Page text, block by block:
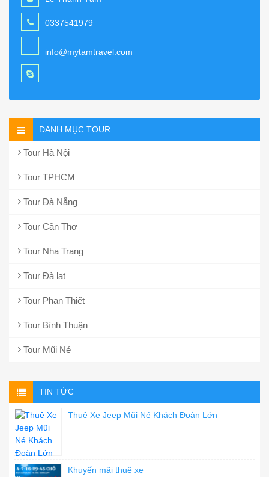
0337541979
info@mytamtravel.com
DANH MỤC TOUR
Tour Hà Nội
Tour TPHCM
Tour Đà Nẵng
Tour Cần Thơ
Tour Nha Trang
Tour Đà lạt
Tour Phan Thiết
Tour Bình Thuận
Tour Mũi Né
TIN TỨC
Thuê Xe Jeep Mũi Né Khách Đoàn Lớn
Khuyến mãi thuê xe